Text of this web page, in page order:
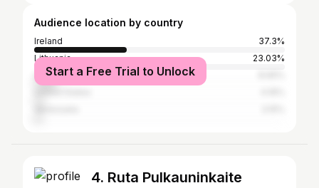
Audience location by country
Ireland
37.3%
Lithuania
23.03%
United Kingdom
Start a Free Trial to Unlock
4. Ruta Pulkauninkaite